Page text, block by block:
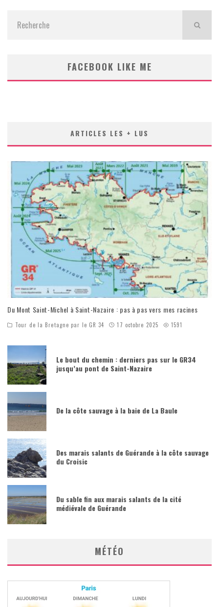
FACEBOOK LIKE ME
ARTICLES LES + LUS
Du Mont Saint-Michel à Saint-Nazaire : pas à pas vers mes racines
Tour de la Bretagne par le GR 34 17 octobre 2025 1591
Le bout du chemin : derniers pas sur le GR34
jusqu’au pont de Saint-Nazaire
De la côte sauvage à la baie de La Baule
Des marais salants de Guérande à la côte sauvage
du Croisic
Du sable fin aux marais salants de la cité
médiévale de Guérande
MÉTÉO